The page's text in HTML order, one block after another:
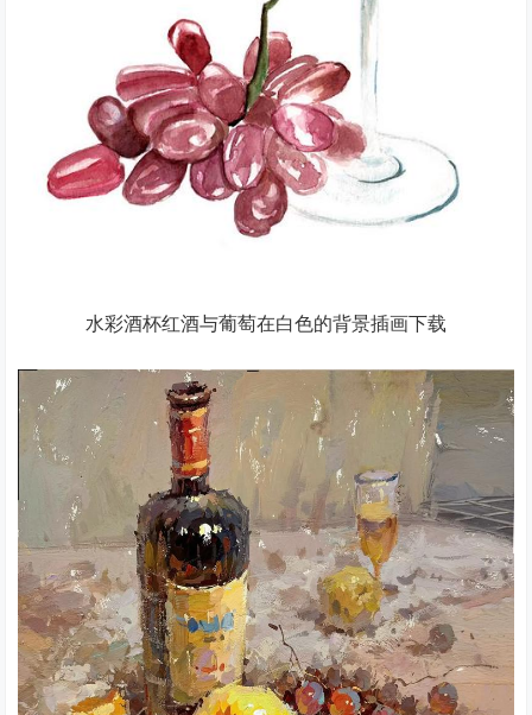
水彩酒杯红酒与葡萄在白色的背景插画下载